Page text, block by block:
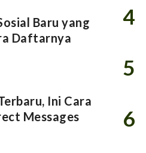
Baru yang
Daftarnya
Ini Cara
Messages
4
5
6